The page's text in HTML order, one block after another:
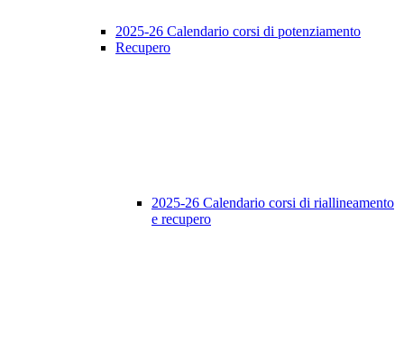
2025-26 Calendario corsi di potenziamento
Recupero
2025-26 Calendario corsi di riallineamento
e recupero